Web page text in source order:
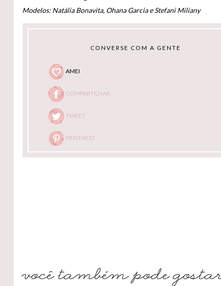
Modelos: Natália Bonavita, Ohana Garcia e Stefani Miliany
CONVERSE COM A GENTE
AMEI
COMPARTILHAR
TWEET
PINTEREST